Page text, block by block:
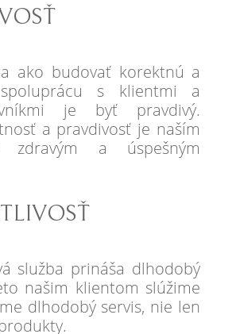
ako budovať korektnú a
s klientmi a
je byť pravdivý.
a pravdivosť je naším
a úspešným
služba prináša dlhodobý
našim klientom slúžime
dlhodobý servis, nie len